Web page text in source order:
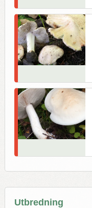
Utbredning